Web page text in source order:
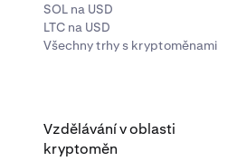
SOL na USD
LTC na USD
Všechny trhy s kryptoměnami
Vzdělávání v oblasti
kryptoměn